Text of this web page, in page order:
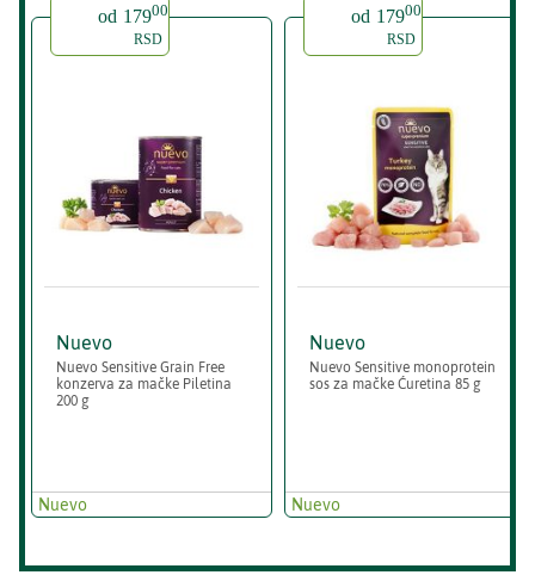
od 17900
RSD
Nuevo
Nuevo Sensitive Grain Free
konzerva za mačke Piletina
200 g
Nuevo
od 17900
RSD
Nuevo
Nuevo Sensitive monoprotein
sos za mačke Ćuretina 85 g
Nuevo